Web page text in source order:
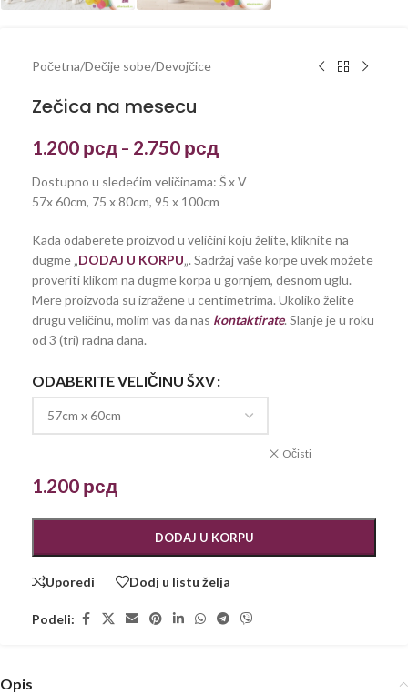
Početna/Dečije sobe/Devojčice
Zečica na mesecu
1.200 рсд – 2.750 рсд
Dostupno u sledećim veličinama: Š x V
57x 60cm, 75 x 80cm, 95 x 100cm
Kada odaberete proizvod u veličini koju želite, kliknite na
dugme „DODAJ U KORPU„. Sadržaj vaše korpe uvek možete
proveriti klikom na dugme korpa u gornjem, desnom uglu.
Mere proizvoda su izražene u centimetrima. Ukoliko želite
drugu veličinu, molim vas da nas kontaktirate. Slanje je u roku
od 3 (tri) radna dana.
ODABERITE VELIČINU ŠXV
Očisti
1.200 рсд
DODAJ U KORPU
Uporedi Dodj u listu želja
Podeli:
Opis